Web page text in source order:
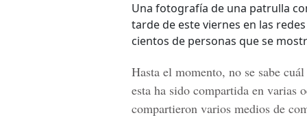
Una fotografía de una patrulla
tarde de este viernes en las
cientos de personas que se
Hasta el momento, no se sabe
esta ha sido compartida en varias
compartieron varios medios de